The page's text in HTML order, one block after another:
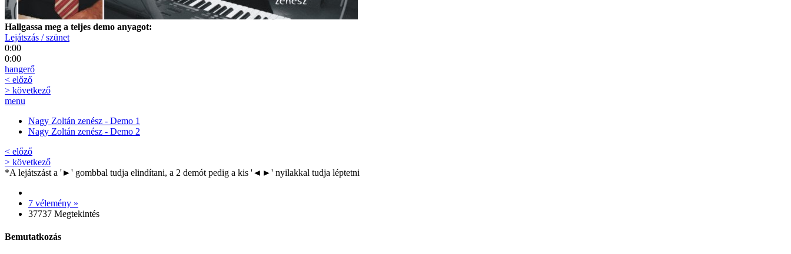
Hallgassa meg a teljes demo anyagot:
Lejátszás / szünet
0:00
0:00
hangerő
< előző
> következő
menu
Nagy Zoltán zenész - Demo 1
Nagy Zoltán zenész - Demo 2
< előző
> következő
*A lejátszást a '►' gombbal tudja elindítani, a 2 demót pedig a kis '◄►' nyilakkal tudja léptetni
7 vélemény »
37737 Megtekintés
Bemutatkozás